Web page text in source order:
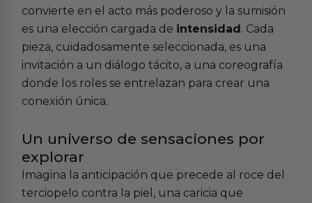
convierte en el acto más poderoso y la sumisión
es una elección cargada de intensidad. Cada
pieza, cuidadosamente seleccionada, es una
invitación a un diálogo tácito, a una coreografía
donde los roles se entrelazan para crear una
conexión única.
Un universo de sensaciones por
explorar
Imagina la anticipación que precede al roce del
terciopelo contra la piel, una caricia que